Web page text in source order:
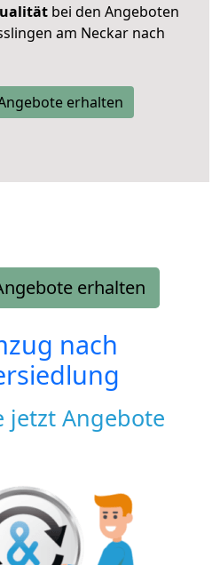
bei den Angeboten
am Neckar nach
erhalten
erhalten
nach
jetzt Angebote